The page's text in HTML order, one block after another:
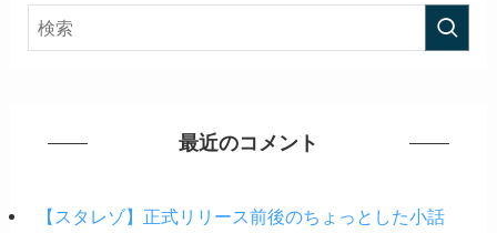
最近のコメント
【スタレゾ】正式リリース前後のちょっとした小話